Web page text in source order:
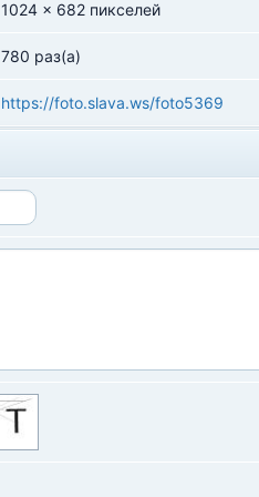
1024 x 682 пикселей
780 раз(а)
https://foto.slava.ws/foto5369